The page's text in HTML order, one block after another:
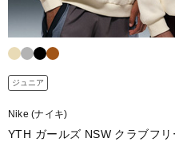
ジュニア
Nike (ナイキ)
YTH ガールズ NSW クラブフ